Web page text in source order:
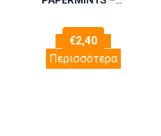
€2,40
Περισσότερα